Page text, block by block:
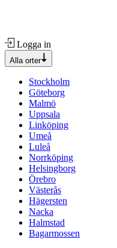
Logga in
Alla orter
Stockholm
Göteborg
Malmö
Uppsala
Linköping
Umeå
Luleå
Norrköping
Helsingborg
Örebro
Västerås
Hägersten
Nacka
Halmstad
Bagarmossen